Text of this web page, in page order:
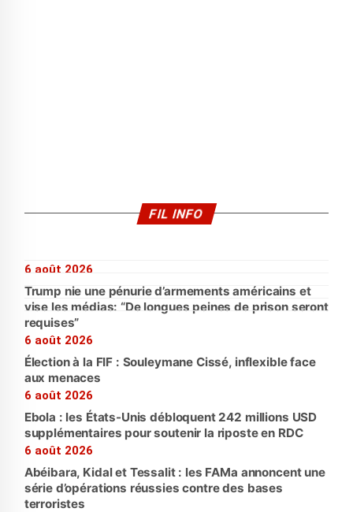
FIL INFO
6 août 2026
Trump nie une pénurie d’armements américains et
vise les médias: “De longues peines de prison seront
requises”
6 août 2026
Élection à la FIF : Souleymane Cissé, inflexible face
aux menaces
6 août 2026
Ebola : les États-Unis débloquent 242 millions USD
supplémentaires pour soutenir la riposte en RDC
6 août 2026
Abéibara, Kidal et Tessalit : les FAMa annoncent une
série d’opérations réussies contre des bases
terroristes